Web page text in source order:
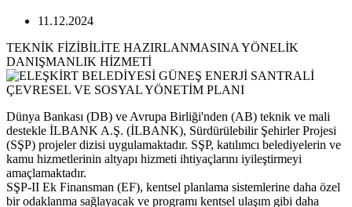
11.12.2024
TEKNİK FİZİBİLİTE HAZIRLANMASINA YÖNELİK
DANIŞMANLIK HİZMETİ
Dünya Bankası (DB) ve Avrupa Birliği'nden (AB) teknik ve mali
destekle İLBANK A.Ş. (İLBANK), Sürdürülebilir Şehirler Projesi
(SŞP) projeler dizisi uygulamaktadır. SŞP, katılımcı belediyelerin ve
kamu hizmetlerinin altyapı hizmeti ihtiyaçlarını iyileştirmeyi
amaçlamaktadır.
SŞP-II Ek Finansman (EF), kentsel planlama sistemlerine daha özel
bir odaklanma sağlayacak ve programı kentsel ulaşım gibi daha